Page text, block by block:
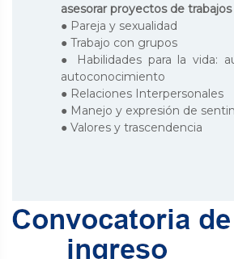
asesorar proyectos de
● Pareja y sexualidad
● Trabajo con grupos
● Habilidades para la vida:
autoconocimiento
● Relaciones Interpersonales
● Manejo y expresión de
● Valores y trascendencia